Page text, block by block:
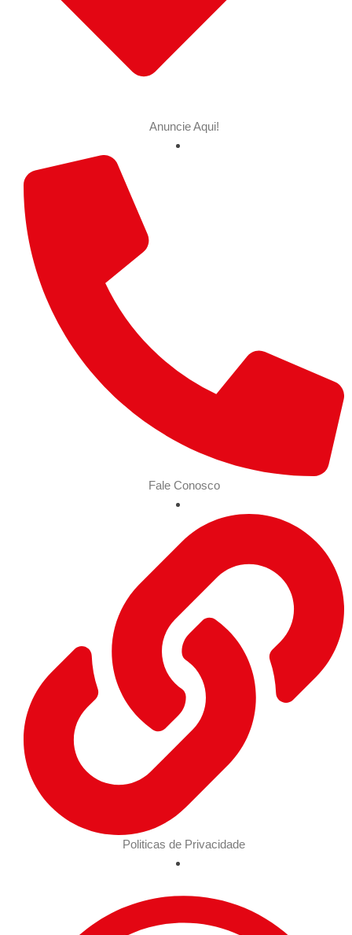
Anuncie Aqui!
Fale Conosco
Politicas de Privacidade